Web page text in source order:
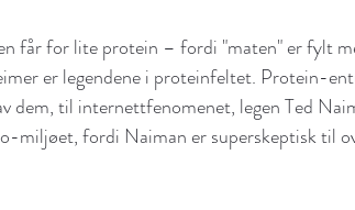
får for lite protein – fordi "maten" er fylt
er legendene i proteinfeltet. Protein-
dem, til internettfenomenet, legen Ted
miljøet, fordi Naiman er superskeptisk til